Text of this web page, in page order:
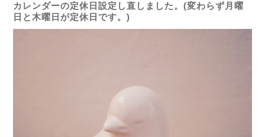
カレンダーの定休日設定し直しました。(変わらず月曜
日と木曜日が定休日です。)